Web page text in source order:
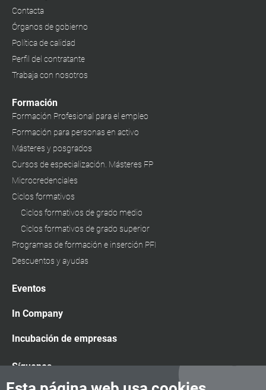
Contacta
Órganos de gobierno
Política de calidad
Perfil del contratante
Trabaja con nosotros
Formación
Formación Profesional para el empleo
Formación para personas en activo
Másteres y posgrados
Cursos de especialización. Másteres FP
Microcredenciales
Ciclos formativos
Ciclos formativos de grado medio
Ciclos formativos de grado superior
Programas de formación e inserción PFI
Descuentos y ayudas
Eventos
In Company
Incubación de empresas
Síguenos